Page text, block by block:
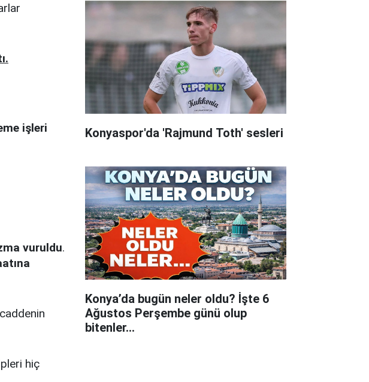
işleri
vuruldu.
hiç
Konyaspor'da 'Rajmund Toth' sesleri
Konya’da bugün neler oldu? İşte 6
Ağustos Perşembe günü olup
bitenler…